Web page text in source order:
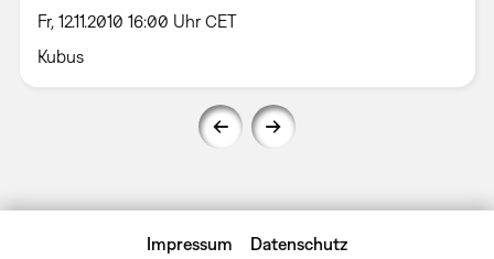
Fr, 12.11.2010 16:00 Uhr CET
Kubus
Impressum Datenschutz